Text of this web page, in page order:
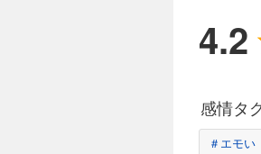
友人関
したり、
当時の
4.2
感情タ
＃エモい